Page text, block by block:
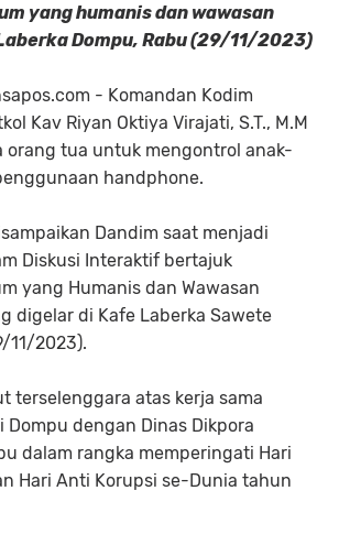
yang humanis dan wawasan
Dompu, Rabu (29/11/2023)
- Komandan Kodim
Kav Riyan Oktiya Virajati, S.T., M.M
orang tua untuk mengontrol anak-
handphone.
Dandim saat menjadi
Diskusi Interaktif bertajuk
yang Humanis dan Wawasan
digelar di Kafe Laberka Sawete
11/2023).
terselenggara atas kerja sama
Dompu dengan Dinas Dikpora
dalam rangka memperingati Hari
Hari Anti Korupsi se-Dunia tahun